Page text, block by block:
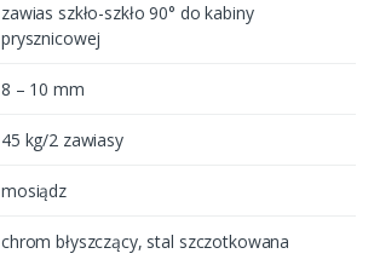
zawias szkło-szkło 90° do kabiny
prysznicowej
8 – 10 mm
45 kg/2 zawiasy
mosiądz
chrom błyszczący, stal szczotkowana